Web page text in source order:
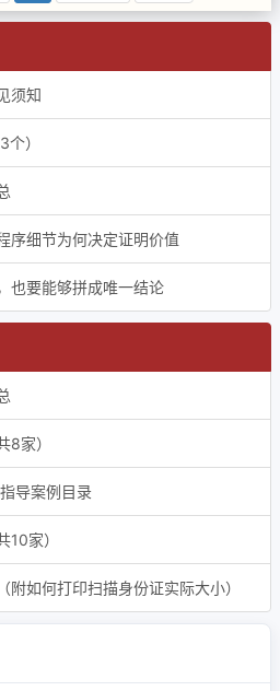
须知
）
序细节为何决定证明价值
也要能够拼成唯一结论
8家）
导案例目录
10家）
如何打印扫描身份证实际大小）